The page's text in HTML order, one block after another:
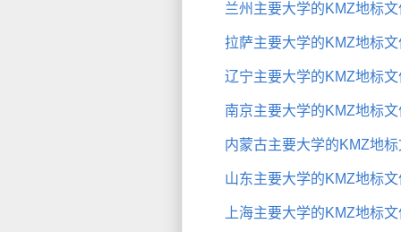
兰州主要大学的KMZ地标文
拉萨主要大学的KMZ地标文
辽宁主要大学的KMZ地标文
南京主要大学的KMZ地标文
内蒙古主要大学的KMZ地
山东主要大学的KMZ地标文
上海主要大学的KMZ地标